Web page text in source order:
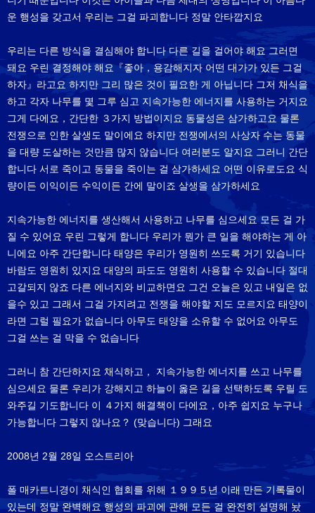
운 행성을 갖고서 우리는 그걸 파괴합니다 정말 안타깝지요
우리는 다른 방식을 결심해야 합니다 다른 길을 걸어야 해요 그러면
돼요 우린 결정해야 해요『좋아，용감해지자 어떤 대가가 있든 그걸
하자』라고요 하지만 그리 많은 것이 필요한 게 아닙니다 그저 채식을
하고 각자 나무를 몇 그루 심고 지속가능한 에너지를 사용하는 거지요
그게 다에요，간단한 ３가지 방법이지요 동물성은 삼가하고요 물론
전쟁으로 인한 살생도 말이에요 하지만 전쟁에서의 사상자 수는 동물
을 대량 도살하는 것만큼 많지 않습니다 여러분도 알지요 그러니 간단
합니다 서로 죽이고 동물을 죽이는 걸 삼가하세요 어떤 이유로도요 식
량이든 이익이든 수익이든 간에 말이죠 살생을 삼가하세요
지속가능한 에너지를 생산해서 사용하고 나무를 심으세요 모든 걸 가
질 수 있어요 우린 그렇게 합니다 우리가 뭔가 큰 일을 해야하는 게 아
니에요 아주 간단합니다 태양은 우리가 영원히 쓰도록 거기 있습니다
바람도 영원히 있지요 대양의 파도도 영원히 사용할 수 있습니다 절대
고갈되지 않죠 다른 에너지와 비교하면요 그건 오늘은 있고 내일은 없
을수 있고 그래서 그걸 가지려고 전쟁을 해야할 지도 모르지요 태양이
라면 그럴 필요가 없습니다 아무도 태양을 소유할 수 없어요 아무도
그걸 쓰는 걸 막을 수 없습니다
그러니 참 간단하지요 채식하고， 지속가능한 에너지를 쓰고 나무를
심으세요 물론 우리가 강해지고 하늘이 옳은 길을 선택하도록 우릴 도
와주길 기도합니다 이 ４가지 해결책이 다에요，아주 쉽지요 누구나
가능합니다 그렇지 않나요？ (맞습니다) 그래요
2008년 2월 28일 오스트리아
폴 매카트니경이 채식인 협회를 위해 １９９５년 이래 만든 기록물이
있는데 정말 완벽해요 행성의 파괴에 관해 모든 걸 완전히 설명해 놨